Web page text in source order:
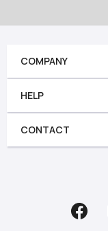
COMPANY
HELP
CONTACT